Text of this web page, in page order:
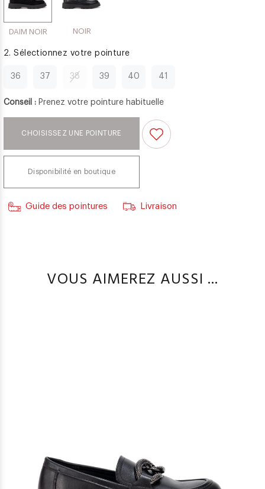
DAIM NOIR NOIR
2. Sélectionnez votre pointure
36 37 38 39 40 41
Conseil : Prenez votre pointure habituelle
CHOISISSEZ UNE POINTURE
Disponibilité en boutique
Guide des pointures Livraison
VOUS AIMEREZ AUSSI ...